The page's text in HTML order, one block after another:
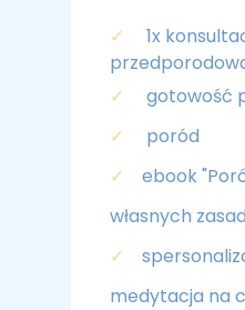
✓
1x
✓
gotowość
✓
poród
✓ ebook
własnych
✓
medytacja na